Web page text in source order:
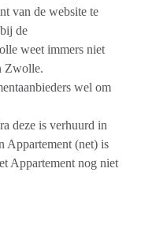
van de website te
de
weet immers niet
Zwolle.
wel om
deze is verhuurd in
Appartement (net) is
Appartement nog niet